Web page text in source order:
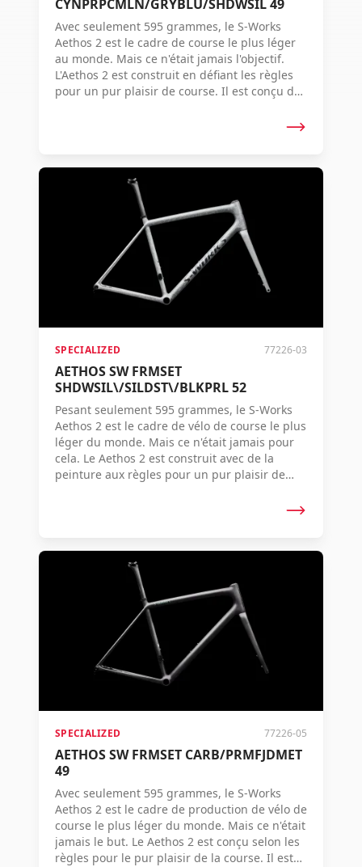
CYNPRPCMLN/GRYBLU/SHDWSIL 49
Avec seulement 595 grammes, le S-Works
Aethos 2 est le cadre de course le plus léger
au monde. Mais ce n'était jamais l'objectif.
L'Aethos 2 est construit en défiant les règles
pour un pur plaisir de course. Il est conçu de
incroyablement réactif, doux et sublime. Avec
géométrie basée sur les données qui
améliore l'ajustement, il offre cette sensation
de conduite exaltante à plus de cyclistes que
jamais. Aethos 2 défie les règles car le
cyclisme prime avant tout.
SPECIALIZED 77226-03
AETHOS SW FRMSET
SHDWSIL\/SILDST\/BLKPRL 52
Pesant seulement 595 grammes, le S-Works
Aethos 2 est le cadre de vélo de course le plus
léger du monde. Mais ce n'était jamais pour
cela. Le Aethos 2 est construit avec de la
peinture aux règles pour un pur plaisir de
composants raffinés et une géométrie basée
sur les données qui améliore l'ajustement, il
offre cette sensation de conduite exaltante à
plus de cyclistes que jamais. L'Aethos 2 n'a
aucun respect pour les règles car le vélo
passe avant tout.
SPECIALIZED 77226-05
AETHOS SW FRMSET CARB/PRMFJDMET
49
Avec seulement 595 grammes, le S-Works
Aethos 2 est le cadre de production de vélo de
course le plus léger du monde. Mais ce n'était
jamais le but. Le Aethos 2 est conçu selon les
règles pour le pur plaisir de la course. Il est